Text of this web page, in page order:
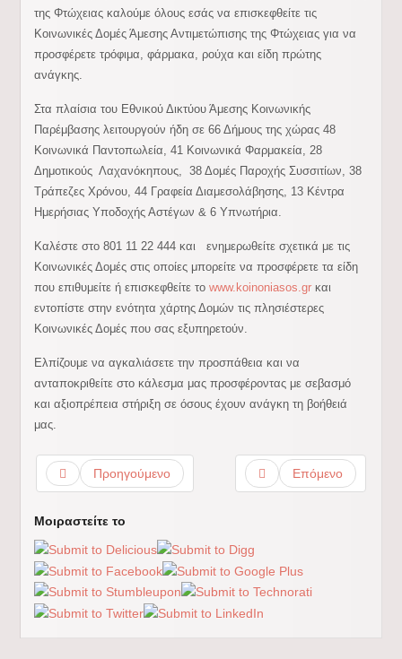
της Φτώχειας καλούμε όλους εσάς να επισκεφθείτε τις
Κοινωνικές Δομές Άμεσης Αντιμετώπισης της Φτώχειας για να
προσφέρετε τρόφιμα, φάρμακα, ρούχα και είδη πρώτης
ανάγκης.
Στα πλαίσια του Εθνικού Δικτύου Άμεσης Κοινωνικής
Παρέμβασης λειτουργούν ήδη σε 66 Δήμους της χώρας 48
Κοινωνικά Παντοπωλεία, 41 Κοινωνικά Φαρμακεία, 28
Δημοτικούς Λαχανόκηπους, 38 Δομές Παροχής Συσσιτίων, 38
Τράπεζες Χρόνου, 44 Γραφεία Διαμεσολάβησης, 13 Κέντρα
Ημερήσιας Υποδοχής Αστέγων & 6 Υπνωτήρια.
Καλέστε στο 801 11 22 444 και ενημερωθείτε σχετικά με τις
Κοινωνικές Δομές στις οποίες μπορείτε να προσφέρετε τα είδη
που επιθυμείτε ή επισκεφθείτε το www.koinoniasos.grκαι
εντοπίστε στην ενότητα χάρτης Δομών τις πλησιέστερες
Κοινωνικές Δομές που σας εξυπηρετούν.
Ελπίζουμε να αγκαλιάσετε την προσπάθεια και να
ανταποκριθείτε στο κάλεσμα μας προσφέροντας με σεβασμό
και αξιοπρέπεια στήριξη σε όσους έχουν ανάγκη τη βοήθειά
μας.
Προηγούμενο Επόμενο
Μοιραστείτε το